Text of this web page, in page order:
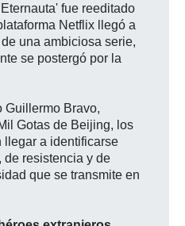
fue reeditado
Netflix llegó a
una ambiciosa serie,
se postergó por la
Guillermo Bravo,
Gotas de Beijing, los
llegar a identificarse
de resistencia y de
que se transmite en